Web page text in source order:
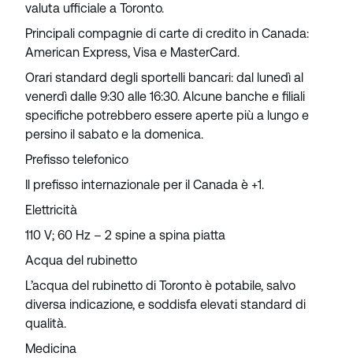
valuta ufficiale a Toronto.
Principali compagnie di carte di credito in Canada:
American Express, Visa e MasterCard.
Orari standard degli sportelli bancari: dal lunedì al
venerdì dalle 9:30 alle 16:30. Alcune banche e filiali
specifiche potrebbero essere aperte più a lungo e
persino il sabato e la domenica.
Prefisso telefonico
Il prefisso internazionale per il Canada è +1.
Elettricità
110 V; 60 Hz – 2 spine a spina piatta
Acqua del rubinetto
L’acqua del rubinetto di Toronto è potabile, salvo
diversa indicazione, e soddisfa elevati standard di
qualità.
Medicina